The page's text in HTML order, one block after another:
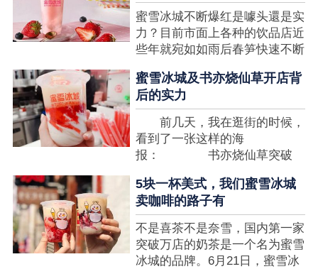
商品，投资者为什么会看不见在
其中的创业商机呢?许多投资者
都会了解我开一家蜜雪冰城要多
少钱?....
蜜雪冰城不断爆红是噱头還是实
力？目前市面上各种的饮品店近
些年就宛如如雨后春笋快速不断
有运营不小心便会被取代，由于
受年青人的喜爱，再加全国人民
的经济发展水准提升，奶茶饮品
行业发展趋势快速，因此 这一
制造行业有着十分....
蜜雪冰城及书亦烧仙草开店背
后的实力
前几天，我在逛街的时候，
看到了一张这样的海
报： 书亦烧仙草突破
了，这个连名字都没怎么听过的
奶茶店，怎么就悄咪咪地开了这
么多家了？ 也许大家对
5000 家店是什么量级没什么概
念，我来给对....
5块一杯美式，我们蜜雪冰城
卖咖啡的路子有
不是喜茶不是奈雪，国内第一家
突破万店的奶茶是一个名为蜜雪
冰城的品牌。6月21日，蜜雪冰